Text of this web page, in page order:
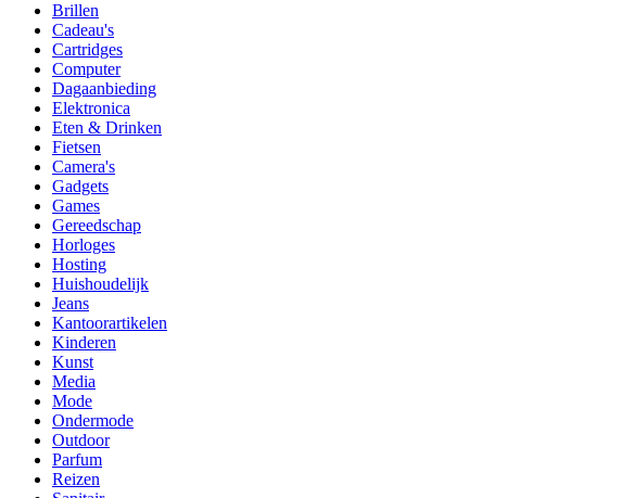
Brillen
Cadeau's
Cartridges
Computer
Dagaanbieding
Elektronica
Eten & Drinken
Fietsen
Camera's
Gadgets
Games
Gereedschap
Horloges
Hosting
Huishoudelijk
Jeans
Kantoorartikelen
Kinderen
Kunst
Media
Mode
Ondermode
Outdoor
Parfum
Reizen